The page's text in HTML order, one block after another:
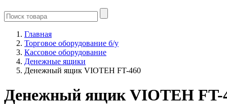
Главная
Торговое оборудование б/у
Кассовое оборудование
Денежные ящики
Денежный ящик VIOTEH FT-460
Денежный ящик VIOTEH FT-